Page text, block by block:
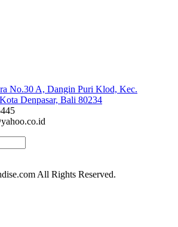
No.30 A, Dangin Puri Klod, Kec.
Denpasar, Bali 80234
All Rights Reserved.